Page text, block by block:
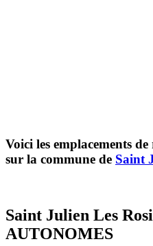
Voici les emplacements
sur la commune de Saint
Saint Julien Les
AUTONOMES